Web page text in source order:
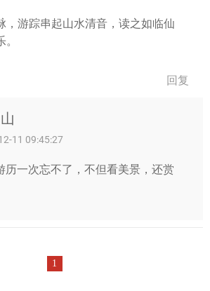
，游踪串起山水清音，读之如临仙
回复
11 09:45:27
历一次忘不了，不但看美景，还赏
1